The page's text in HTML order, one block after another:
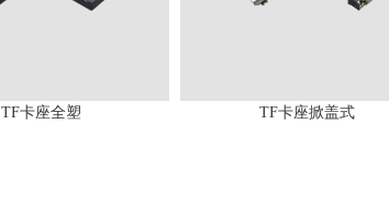
TF卡座全塑 TF卡座掀盖式